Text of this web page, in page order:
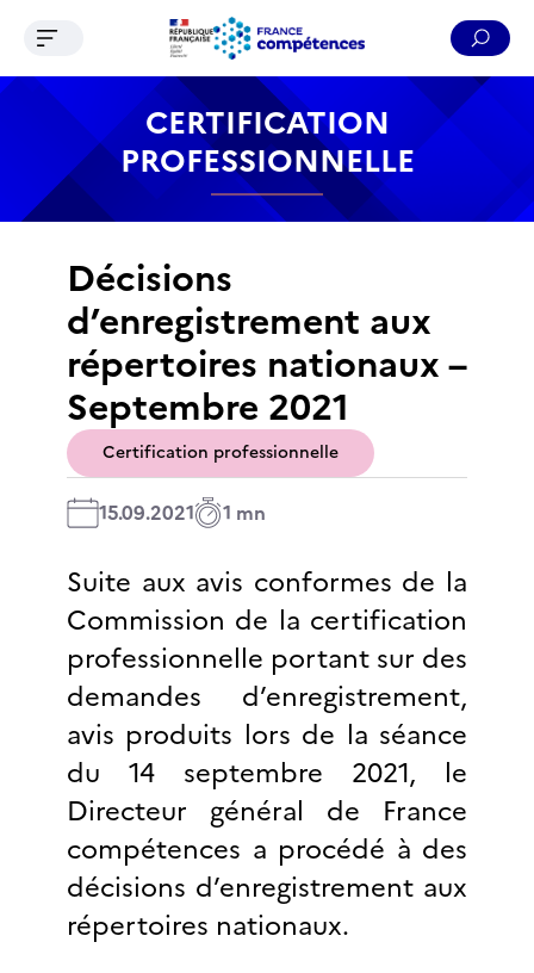
Contenu Recherche Menu Pied de page
Ouvrir le menu de navigation
CERTIFICATION
PROFESSIONNELLE
Décisions
d’enregistrement aux
répertoires nationaux –
Septembre 2021
Certification professionnelle
15.09.2021 1 mn
Suite aux avis conformes de la
Commission de la certification
professionnelle portant sur des
demandes d’enregistrement,
avis produits lors de la séance
du 14 septembre 2021, le
Directeur général de France
compétences a procédé à des
décisions d’enregistrement aux
répertoires nationaux.